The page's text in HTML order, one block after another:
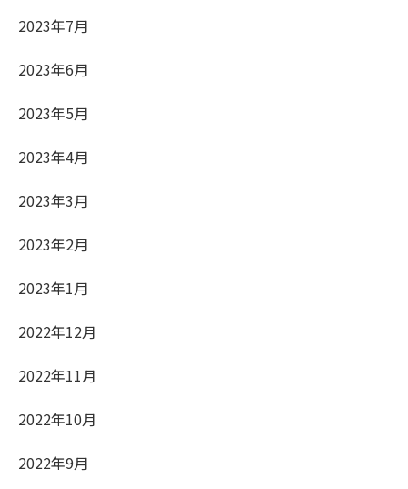
2023年7月
2023年6月
2023年5月
2023年4月
2023年3月
2023年2月
2023年1月
2022年12月
2022年11月
2022年10月
2022年9月